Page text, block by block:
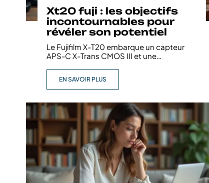
Xt20 fuji : les objectifs
incontournables pour
révéler son potentiel
Le Fujifilm X-T20 embarque un capteur
APS-C X-Trans CMOS III et une…
EN SAVOIR PLUS